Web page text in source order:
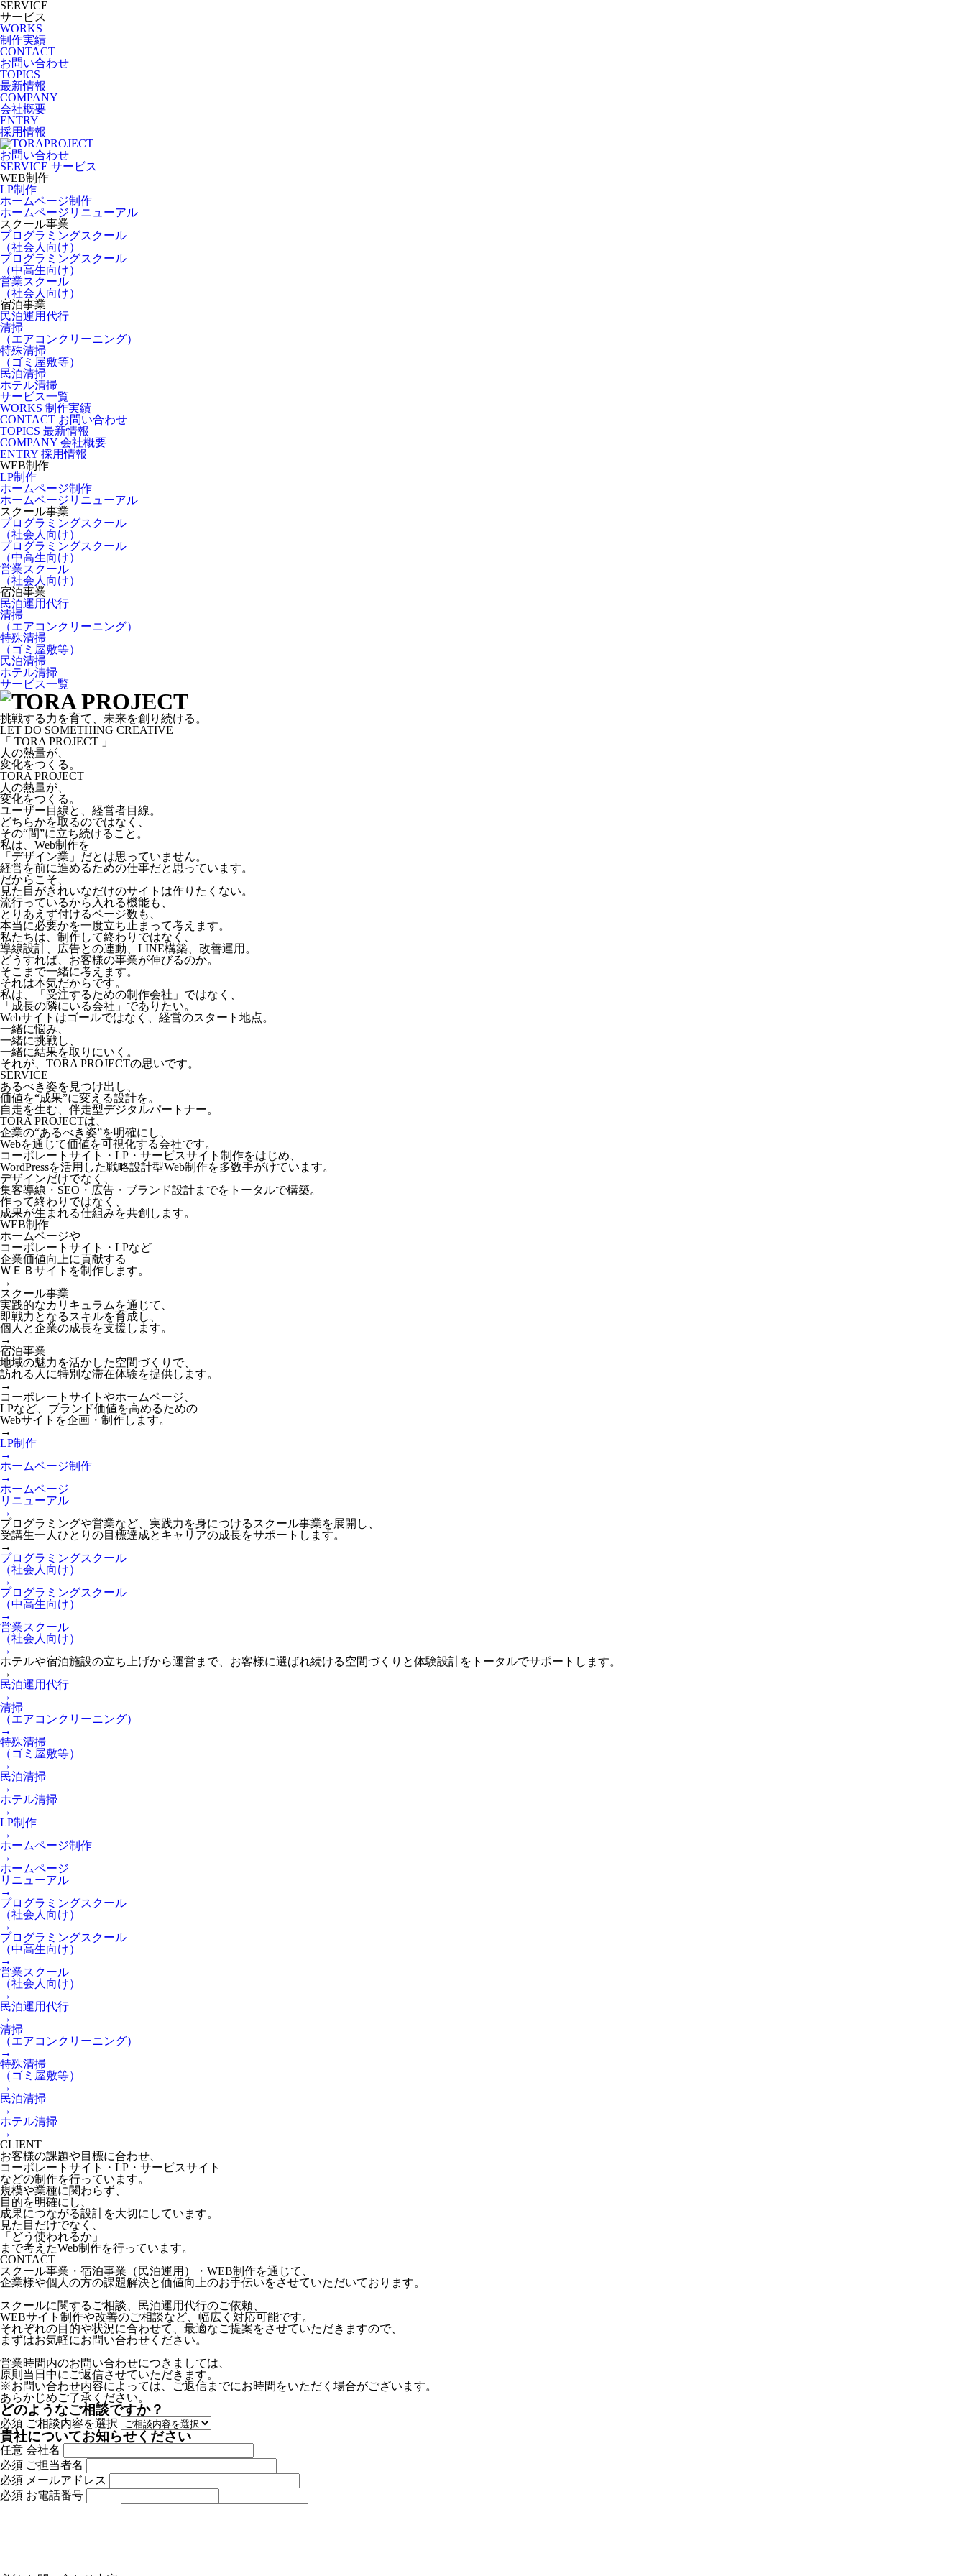
SERVICE
サービス
WORKS
制作実績
CONTACT
お問い合わせ
TOPICS
最新情報
COMPANY
会社概要
ENTRY
採用情報
お問い合わせ
SERVICE サービス
WEB制作
LP制作
ホームページ制作
ホームページリニューアル
スクール事業
プログラミングスクール
（社会人向け）
プログラミングスクール
（中高生向け）
営業スクール
（社会人向け）
宿泊事業
民泊運用代行
清掃
（エアコンクリーニング）
特殊清掃
（ゴミ屋敷等）
民泊清掃
ホテル清掃
サービス一覧
WORKS 制作実績
CONTACT お問い合わせ
TOPICS 最新情報
COMPANY 会社概要
ENTRY 採用情報
WEB制作
LP制作
ホームページ制作
ホームページリニューアル
スクール事業
プログラミングスクール
（社会人向け）
プログラミングスクール
（中高生向け）
営業スクール
（社会人向け）
宿泊事業
民泊運用代行
清掃
（エアコンクリーニング）
特殊清掃
（ゴミ屋敷等）
民泊清掃
ホテル清掃
サービス一覧
挑戦する力を育て、未来を創り続ける。
LET DO SOMETHING CREATIVE
「 TORA PROJECT 」
人の熱量が、
変化をつくる。
TORA PROJECT
人の熱量が、
変化をつくる。
ユーザー目線と、経営者目線。
どちらかを取るのではなく、
その“間”に立ち続けること。
私は、Web制作を
「デザイン業」だとは思っていません。
経営を前に進めるための仕事だと思っています。
だからこそ、
見た目がきれいなだけのサイトは作りたくない。
流行っているから入れる機能も、
とりあえず付けるページ数も、
本当に必要かを一度立ち止まって考えます。
私たちは、制作して終わりではなく、
導線設計、広告との連動、LINE構築、改善運用。
どうすれば、お客様の事業が伸びるのか。
そこまで一緒に考えます。
それは本気だからです。
私は、「受注するための制作会社」ではなく、
「成長の隣にいる会社」でありたい。
Webサイトはゴールではなく、経営のスタート地点。
一緒に悩み、
一緒に挑戦し、
一緒に結果を取りにいく。
それが、TORA PROJECTの思いです。
SERVICE
あるべき姿を見つけ出し、
価値を“成果”に変える設計を。
自走を生む、伴走型デジタルパートナー。
TORA PROJECTは、
企業の“あるべき姿”を明確にし、
Webを通じて価値を可視化する会社です。
コーポレートサイト・LP・サービスサイト制作をはじめ、
WordPressを活用した戦略設計型Web制作を多数手がけています。
デザインだけでなく、
集客導線・SEO・広告・ブランド設計までをトータルで構築。
作って終わりではなく、
成果が生まれる仕組みを共創します。
WEB制作
ホームページや
コーポレートサイト・LPなど
企業価値向上に貢献する
ＷＥＢサイトを制作します。
→
スクール事業
実践的なカリキュラムを通じて、
即戦力となるスキルを育成し、
個人と企業の成長を支援します。
→
宿泊事業
地域の魅力を活かした空間づくりで、
訪れる人に特別な滞在体験を提供します。
→
コーポレートサイトやホームページ、
LPなど、ブランド価値を高めるための
Webサイトを企画・制作します。
→
LP制作
→
ホームページ制作
→
ホームページ
リニューアル
→
プログラミングや営業など、実践力を身につけるスクール事業を展開し、
受講生一人ひとりの目標達成とキャリアの成長をサポートします。
→
プログラミングスクール
（社会人向け）
→
プログラミングスクール
（中高生向け）
→
営業スクール
（社会人向け）
→
ホテルや宿泊施設の立ち上げから運営まで、お客様に選ばれ続ける空間づくりと体験設計をトータルでサポートします。
→
民泊運用代行
→
清掃
（エアコンクリーニング）
→
特殊清掃
（ゴミ屋敷等）
→
民泊清掃
→
ホテル清掃
→
LP制作
→
ホームページ制作
→
ホームページ
リニューアル
→
プログラミングスクール
（社会人向け）
→
プログラミングスクール
（中高生向け）
→
営業スクール
（社会人向け）
→
民泊運用代行
→
清掃
（エアコンクリーニング）
→
特殊清掃
（ゴミ屋敷等）
→
民泊清掃
→
ホテル清掃
→
CLIENT
お客様の課題や目標に合わせ、
コーポレートサイト・LP・サービスサイト
などの制作を行っています。
規模や業種に関わらず、
目的を明確にし、
成果につながる設計を大切にしています。
見た目だけでなく、
「どう使われるか」
まで考えたWeb制作を行っています。
CONTACT
スクール事業・宿泊事業（民泊運用）・WEB制作を通じて、
企業様や個人の方の課題解決と価値向上のお手伝いをさせていただいております。
スクールに関するご相談、民泊運用代行のご依頼、
WEBサイト制作や改善のご相談など、幅広く対応可能です。
それぞれの目的や状況に合わせて、最適なご提案をさせていただきますので、
まずはお気軽にお問い合わせください。
営業時間内のお問い合わせにつきましては、
原則当日中にご返信させていただきます。
※お問い合わせ内容によっては、ご返信までにお時間をいただく場合がございます。
あらかじめご了承ください。
どのようなご相談ですか？
必須 ご相談内容を選択
貴社についてお知らせください
任意 会社名
必須 ご担当者名
必須 メールアドレス
必須 お電話番号